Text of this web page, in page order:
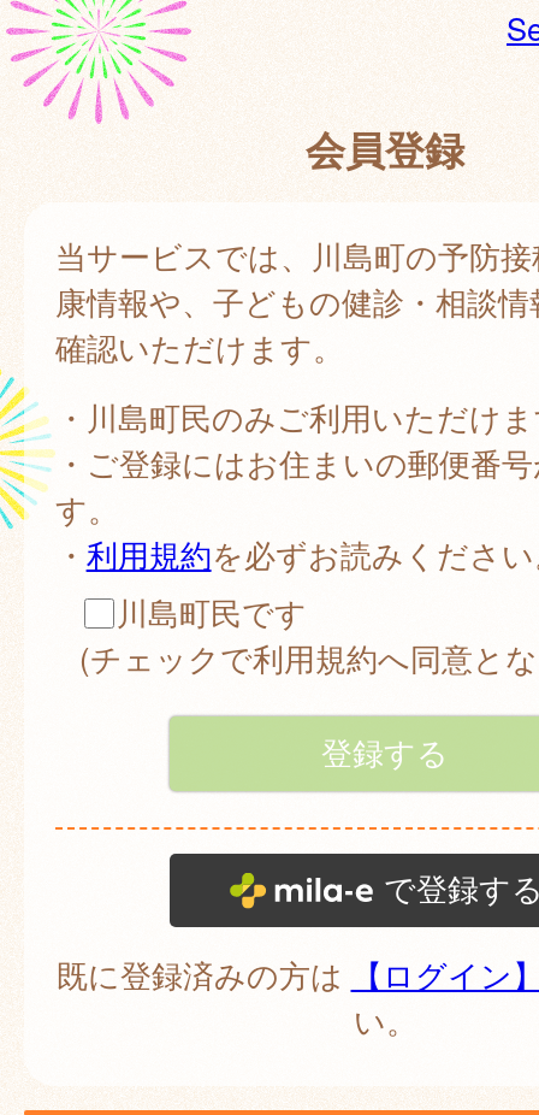
会員登録
当サービスでは、川島町の予防
康情報や、子どもの健診・相談
確認いただけます。
・川島町民のみご利用いただけ
・ご登録にはお住まいの郵便番
す。
・ 利用規約を必ずお読みくださ
川島町民です
(チェックで利用規約へ同意と
で登録す
既に登録済みの方は
【ログイン
い。